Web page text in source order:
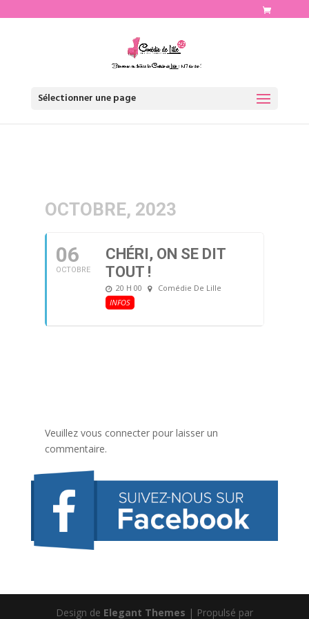
Sélectionner une page
OCTOBRE, 2023
06
OCTOBRE
CHÉRI, ON SE DIT
TOUT !
20 H 00
Comédie De Lille
INFOS
Veuillez vous connecter pour laisser un
commentaire.
Design de Elegant Themes | Propulsé par